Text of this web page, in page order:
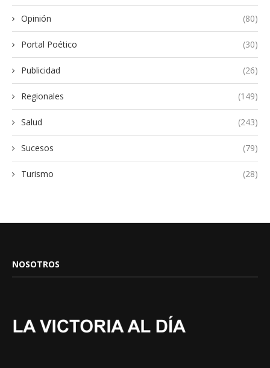
Opinión (80)
Portal Poético (30)
Publicidad (26)
Regionales (149)
Salud (243)
Sucesos (79)
Turismo (28)
NOSOTROS